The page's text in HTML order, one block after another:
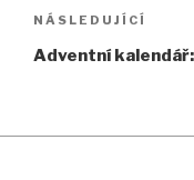
Následující
příspěvek
NÁSLEDUJÍCÍ
Adventní